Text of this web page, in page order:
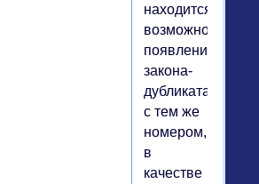
находится
возможность
появления
закона-
дубликата
с тем же
номером,
в
качестве